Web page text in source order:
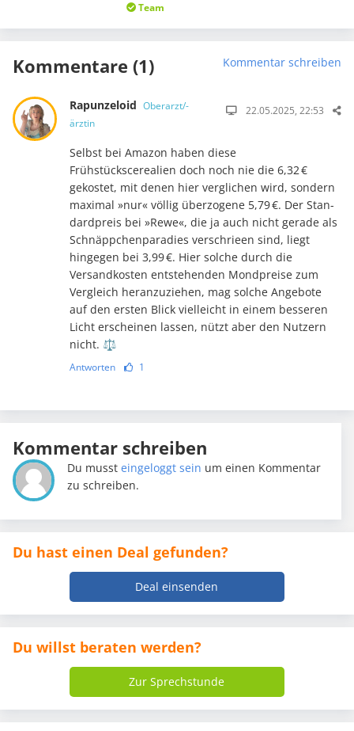
Team
Kommentare (1) Kommentar schreiben
Rapunzeloid Oberarzt/-
ärztin
22.05.2025, 22:53
Selbst bei Amazon haben diese
Frühstückscerealien doch noch nie die 6,32 €
gekostet, mit denen hier verglichen wird, sondern
maximal »nur« völlig überzogene 5,79 €. Der Stan­
dard­­preis bei »Rewe«, die ja auch nicht gerade als
Schnäpp­chenparadies verschrieen sind, liegt
hingegen bei 3,99 €. Hier solche durch die
Versandkosten entstehenden Mond­preise zum
Vergleich heranzuziehen, mag solche Angebote
auf den ersten Blick viel­leicht in ei­nem besseren
Licht erscheinen lassen, nützt aber den Nutzern
nicht. ⚖️
Antworten 1
Kommentar schreiben
Du mussteingeloggt sein um einen Kommentar
zu schreiben.
Du hast einen Deal gefunden?
Deal einsenden
Du willst beraten werden?
Zur Sprechstunde